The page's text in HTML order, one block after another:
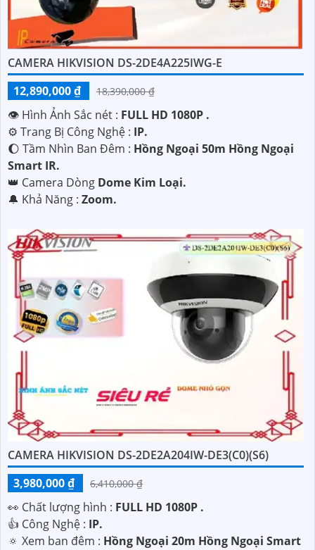
CAMERA HIKVISION DS-2DE4A225IWG-E
12,890,000 ₫
18,390,000 ₫
👁 Hình Ảnh Sắc nét : FULL HD 1080P .
⚙ Trang Bị Công Nghệ : IP.
🌔 Tầm Nhìn Ban Đêm : Hồng Ngoại 50m Hồng Ngoại
Smart IR.
👑 Camera Dòng Dome Kim Loại.
️🔔 Khả Năng : Zoom.
CAMERA HIKVISION DS-2DE2A204IW-DE3(C0)(S6)
3,980,000 ₫
6,410,000 ₫
️👀 Chất lượng hình : FULL HD 1080P .
👍 Công Nghệ : IP.
🔅 Xem ban đêm : Hồng Ngoại 20m Hồng Ngoại Smart